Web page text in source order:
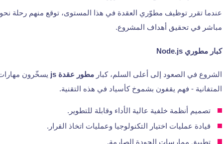
عندما تقرر توظيف مطوّري العقدة في هذا المستوى، توقع منهم رحلة
مباشر في تحقيق أهداف المشروع.
كبار مطوري Node.js
الشروع في الصعود إلى أعلى السلم، كبار مطور عقدة js
يسخّرون
المتفانية - فهم يقفون بشموخ كأسياد في هذه التقنية.
تصميم أنظمة خلفية عالية الأداء وقابلة للتطوير.
قيادة عمليات اختيار التكنولوجيا وعمليات اتخاذ القرار.
تطبيق ممارسات الجودة الصارمة.